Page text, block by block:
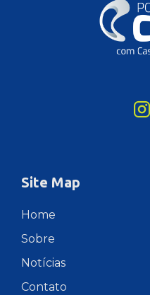
Site Map
Home
Sobre
Notícias
Contato